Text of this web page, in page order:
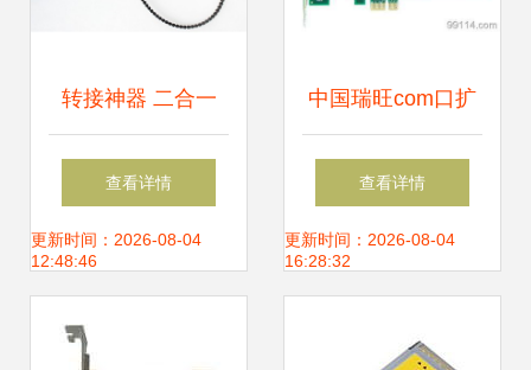
转接神器 二合一
Micro+苹果5转
USB音频线，开启
查看详情
更新时间：2026-08-04
12:48:46
中国瑞旺com口扩
展卡a118 生产供应
商,供应com口扩展
查看详情
更新时间：2026-08-04
16:28:32